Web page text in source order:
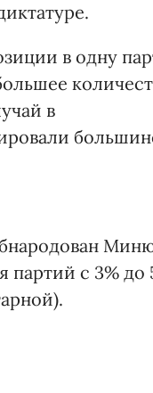
в одну
в
партий с 3% до